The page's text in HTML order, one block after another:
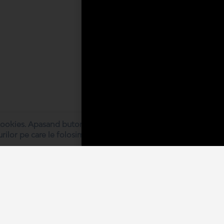
Apasand butonul “Sunt de acord”, iti exprimi acordul
pe care le folosim.